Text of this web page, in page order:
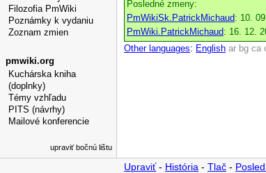
Filozofia PmWiki
Poznámky k vydaniu
Zoznam zmien
pmwiki.org
Kuchárska kniha
(doplnky)
Témy vzhľadu
PITS (návrhy)
Mailové konferencie
upraviť bočnú lištu
Posledné zmeny:
PmWikiSk.PatrickMichaud: 10.
PmWiki.PatrickMichaud: 16. 12.
Other languages: English ar bg ca
Upraviť- História - Tlač -